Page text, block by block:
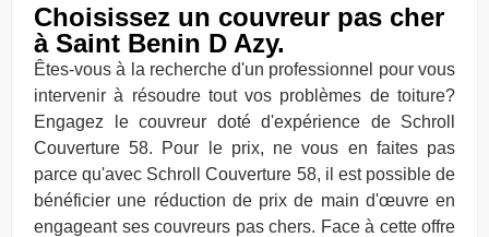
Choisissez un couvreur pas cher
à Saint Benin D Azy.
Êtes-vous à la recherche d'un professionnel pour vous
intervenir à résoudre tout vos problèmes de toiture?
Engagez le couvreur doté d'expérience de Schroll
Couverture 58. Pour le prix, ne vous en faites pas
parce qu'avec Schroll Couverture 58, il est possible de
bénéficier une réduction de prix de main d'œuvre en
engageant ses couvreurs pas chers. Face à cette offre